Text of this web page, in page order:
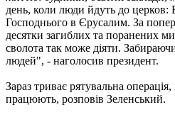
день, коли люди йдуть до церков:
Господнього в Єрусалим. За
десятки загиблих та поранених
сволота так може діяти.
людей", - наголосив президент.
Зараз триває рятувальна
працюють, розповів Зеленський.